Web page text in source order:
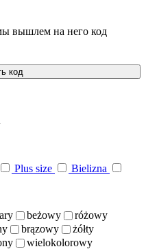
вышлем на него код
код
Plus size
Bielizna
beżowy
różowy
brązowy
żółty
wielokolorowy